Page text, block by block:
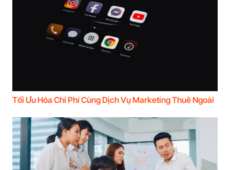
Tối Ưu Hóa Chi Phí Cùng Dịch Vụ Marketing Thuê Ngoài